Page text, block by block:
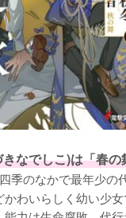
なでしこ)は「春
四季のなかで最年少の
わいらしく幼い少